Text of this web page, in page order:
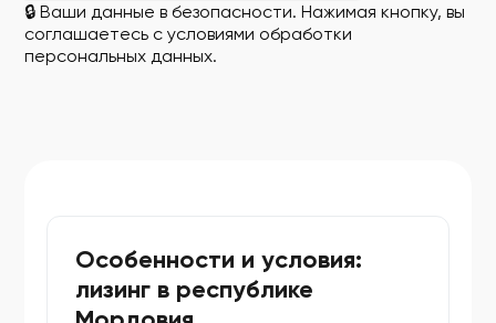
🔒 Ваши данные в безопасности. Нажимая кнопку, вы
соглашаетесь с условиями обработки
персональных данных.
Особенности и условия:
лизинг в республике